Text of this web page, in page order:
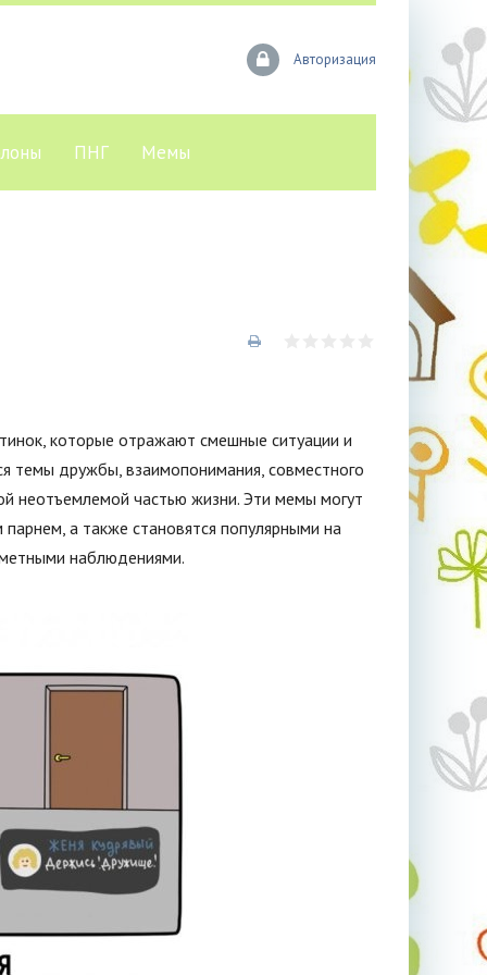
Авторизация
ПНГ Мемы
которые отражают смешные ситуации и
темы дружбы, взаимопонимания, совместного
неотъемлемой частью жизни. Эти мемы могут
а также становятся популярными на
наблюдениями.